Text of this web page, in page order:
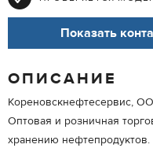
Показать
ОПИСАНИЕ
Кореновскнефтесервис,
Оптовая и розничная
хранению нефтепродуктов.